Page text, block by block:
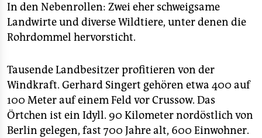
In den Nebenrollen: Zwei eher schweigsame
Landwirte und diverse Wildtiere, unter denen die
Rohrdommel hervorsticht.
Tausende Landbesitzer profitieren von der
Windkraft. Gerhard Singert gehören etwa 400 auf
100 Meter auf einem Feld vor Crussow. Das
Örtchen ist ein Idyll. 90 Kilometer nordöstlich von
Berlin gelegen, fast 700 Jahre alt, 600 Einwohner.